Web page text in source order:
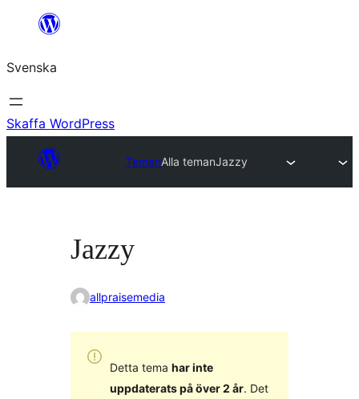
Hoppa
innehåll
Svenska
Skaffa WordPress
TemanAlla temanJazzy
Jazzy
allpraisemedia
Detta tema har inte
uppdaterats på över 2 år. Det